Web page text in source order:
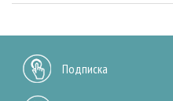
Подписка